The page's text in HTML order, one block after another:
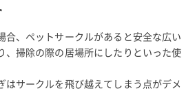
合、ペットサークルがあると安全な広い
、掃除の際の居場所にしたりといった使
はサークルを飛び越えてしまう点がデメ